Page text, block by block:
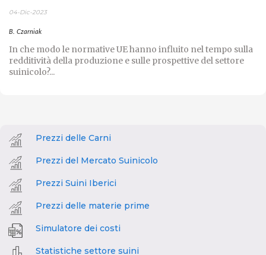
04-Dic-2023
B. Czarniak
In che modo le normative UE hanno influito nel tempo sulla
redditività della produzione e sulle prospettive del settore
suinicolo?...
Prezzi delle Carni
Prezzi del Mercato Suinicolo
Prezzi Suini Iberici
Prezzi delle materie prime
Simulatore dei costi
Statistiche settore suini